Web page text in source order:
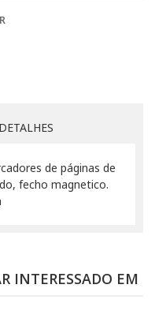
DETALHES
de páginas de
fecho magnetico.
INTERESSADO EM